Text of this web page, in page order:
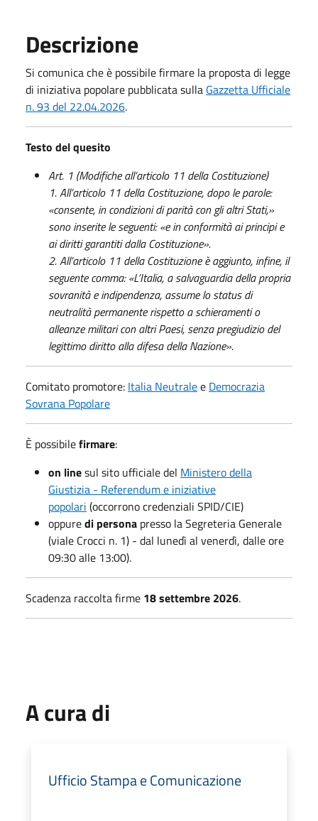
Descrizione
Si comunica che è possibile firmare la proposta di legge
di iniziativa popolare pubblicata sulla Gazzetta Ufficiale
n. 93 del 22.04.2026.
Testo del quesito
Art. 1 (Modifiche all’articolo 11 della Costituzione)
1. All’articolo 11 della Costituzione, dopo le parole:
«consente, in condizioni di parità con gli altri Stati,»
sono inserite le seguenti: «e in conformità ai principi e
ai diritti garantiti dalla Costituzione».
2. All’articolo 11 della Costituzione è aggiunto, infine, il
seguente comma: «L’Italia, a salvaguardia della propria
sovranità e indipendenza, assume lo status di
neutralità permanente rispetto a schieramenti o
alleanze militari con altri Paesi, senza pregiudizio del
legittimo diritto alla difesa della Nazione».
Comitato promotore: Italia Neutralee Democrazia
Sovrana Popolare
È possibilefirmare:
on linesul sito ufficiale del Ministero della
Giustizia - Referendum e iniziative
popolari (occorrono credenziali SPID/CIE)
oppuredi persona presso la Segreteria Generale
(viale Crocci n. 1) - dal lunedì al venerdì, dalle ore
09:30 alle 13:00).
Scadenza raccolta firme 18 settembre 2026.
A cura di
Ufficio Stampa e Comunicazione